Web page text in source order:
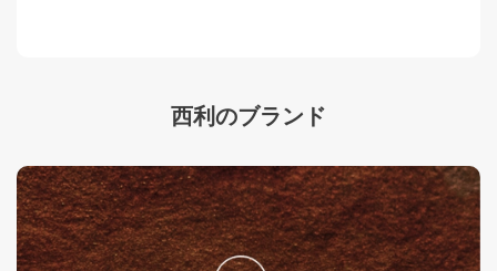
西利のブランド